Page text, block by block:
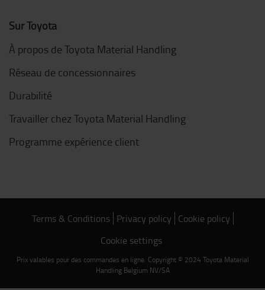
Sur Toyota
À propos de Toyota Material Handling
Réseau de concessionnaires
Durabilité
Travailler chez Toyota Material Handling
Programme expérience client
Terms & Conditions Privacy policy Cookie policy
Cookie settings
Prix valables pour des commandes en ligne. Copyright © 2024 Toyota Material
Handling Belgium NV/SA